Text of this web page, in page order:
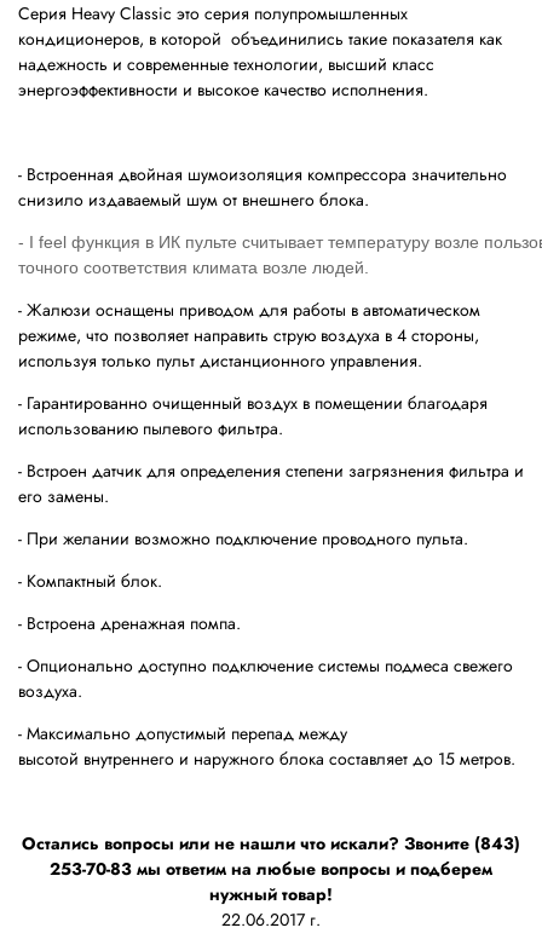
Серия Heavy Classic это серия полупромышленных
кондиционеров, в которой объединились такие показателя как
надежность и современные технологии, высший класс
энергоэффективности и высокое качество исполнения.
- Встроенная двойная шумоизоляция компрессора значительно
снизило издаваемый шум от внешнего блока.
- I feel функция в ИК пульте считываеттемпературу возле
точного соответствия климата возле людей
- Жалюзи оснащены приводом для работы в автоматическом
режиме, что позволяет направить струю воздуха в 4 стороны,
используя только пульт дистанционного управления.
- Гарантированно очищенный воздух в помещении благодаря
использованию пылевого фильтра.
- Встроен датчик для определения степени загрязнения фильтра и
его замены.
- При желании возможно подключение проводного пульта.
- Компактный блок.
- Встроена дренажная помпа.
- Опционально доступно подключение системы подмеса свежего
воздуха.
- Максимально допустимый перепад между
высотой внутреннего и наружного блока составляет до 15 метров.
Остались вопросы или не нашли что искали? Звоните (843)
253-70-83 мы ответим на любые вопросы и подберем
нужный товар!
22.06.2017 г.